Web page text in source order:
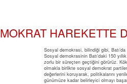
HAREKETTE
Sosyal demokrasi, bilindiği gibi,
Sosyal demokrasinin Batı’daki 150
zorlu bir süreçten geçtiğini görürüz.
olmakla birlikte sosyal demokrat
değerlerini koruyarak, politikalarını
günümüze kadar belirleyici olmayı